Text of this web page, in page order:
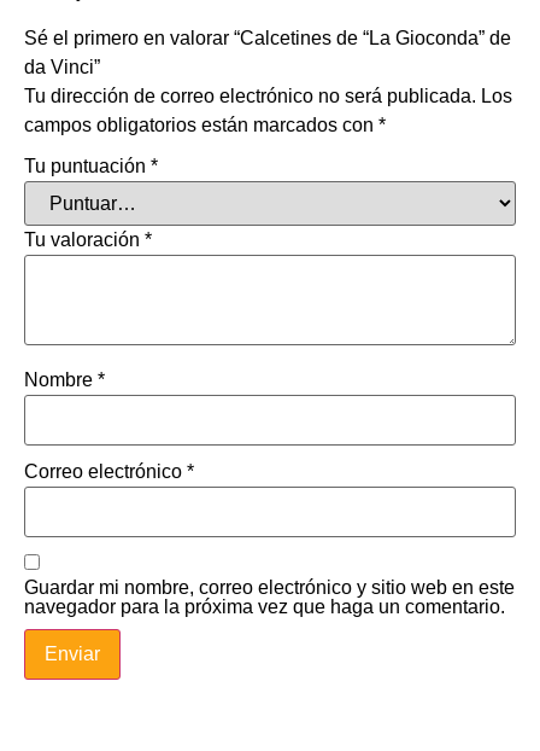
Sé el primero en valorar “Calcetines de “La Gioconda” de
da Vinci”
Tu dirección de correo electrónico no será publicada. Los
campos obligatorios están marcados con *
Tu puntuación *
Tu valoración *
Nombre *
Correo electrónico *
Guardar mi nombre, correo electrónico y sitio web en este
navegador para la próxima vez que haga un comentario.